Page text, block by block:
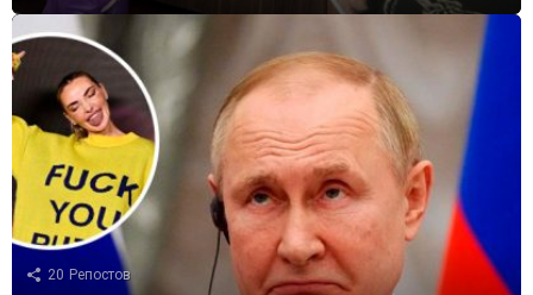
20 Репостов